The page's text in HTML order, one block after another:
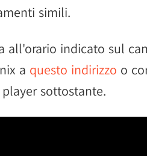
simili.
all'orario indicato sul
a questo indirizzo o
sottostante.